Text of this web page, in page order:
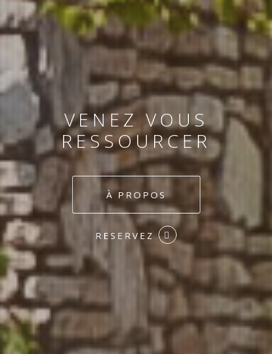
VENEZ VOUS
RESSOURCER
À SAINT MARTIN
DARDÈCHE
À PROPOS
RESERVEZ